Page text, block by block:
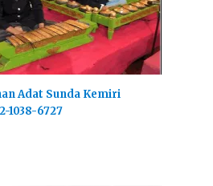
Adat Sunda Kemiri
1038-6727